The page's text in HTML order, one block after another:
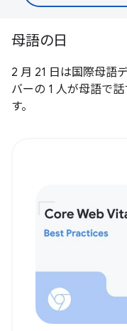
母語の日
2 月 21 日は国際母語
バーの 1 人が母語で
す。